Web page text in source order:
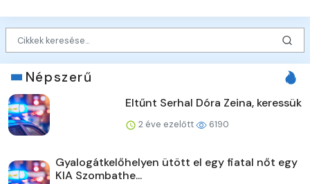
Népszerű
Eltűnt Serhal Dóra Zeina, keressük
2 éve ezelőtt 6190
Gyalogátkelőhelyen ütött el egy fiatal nőt egy
KIA Szombathe...